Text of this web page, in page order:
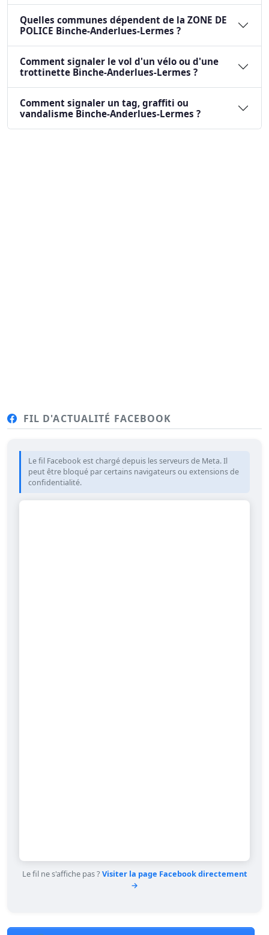
Quelles communes dépendent de la ZONE DE
POLICE Binche-Anderlues-Lermes ?
Comment signaler le vol d'un vélo ou d'une
trottinette Binche-Anderlues-Lermes ?
Comment signaler un tag, graffiti ou
vandalisme Binche-Anderlues-Lermes ?
FIL D'ACTUALITÉ FACEBOOK
Le fil Facebook est chargé depuis les serveurs de Meta. Il
peut être bloqué par certains navigateurs ou extensions de
confidentialité.
Le fil ne s'affiche pas ? Visiter la page Facebook directement
→